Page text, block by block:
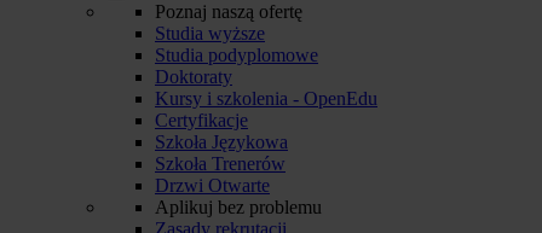
Poznaj naszą ofertę
Studia wyższe
Studia podyplomowe
Doktoraty
Kursy i szkolenia - OpenEdu
Certyfikacje
Szkoła Językowa
Szkoła Trenerów
Drzwi Otwarte
Aplikuj bez problemu